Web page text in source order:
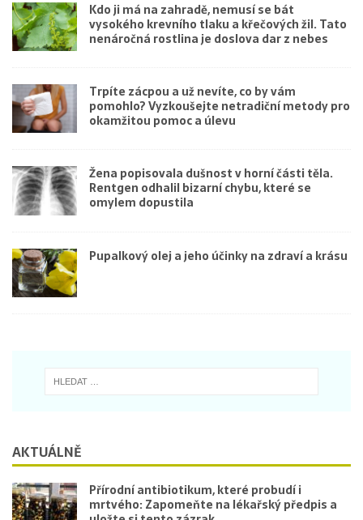
Kdo ji má na zahradě, nemusí se bát
vysokého krevního tlaku a křečových žil. Tato
nenáročná rostlina je doslova dar z nebes
Trpíte zácpou a už nevíte, co by vám
pomohlo? Vyzkoušejte netradiční metody pro
okamžitou pomoc a úlevu
Žena popisovala dušnost v horní části těla.
Rentgen odhalil bizarní chybu, které se
omylem dopustila
Pupalkový olej a jeho účinky na zdraví a krásu
AKTUÁLNĚ
Přírodní antibiotikum, které probudí i
mrtvého: Zapomeňte na lékařský předpis a